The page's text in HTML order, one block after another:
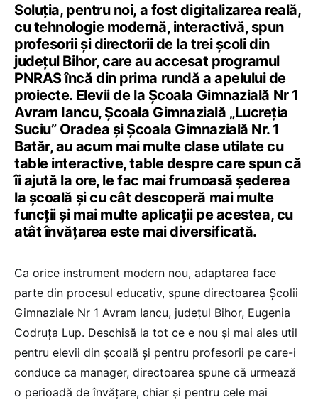
Soluția, pentru noi, a fost digitalizarea reală,
cu tehnologie modernă, interactivă, spun
profesorii și directorii de la trei școli din
județul Bihor, care au accesat programul
PNRAS încă din prima rundă a apelului de
proiecte. Elevii de la Școala Gimnazială Nr 1
Avram Iancu, Școala Gimnazială „Lucreția
Suciu” Oradea și Școala Gimnazială Nr. 1
Batăr, au acum mai multe clase utilate cu
table interactive, table despre care spun că
îi ajută la ore, le fac mai frumoasă șederea
la școală și cu cât descoperă mai multe
funcții și mai multe aplicații pe acestea, cu
atât învățarea este mai diversificată.
Ca orice instrument modern nou, adaptarea face
parte din procesul educativ, spune directoarea Școlii
Gimnaziale Nr 1 Avram Iancu, județul Bihor, Eugenia
Codruța Lup. Deschisă la tot ce e nou și mai ales util
pentru elevii din școală și pentru profesorii pe care-i
conduce ca manager, directoarea spune că urmează
o perioadă de învățare, chiar și pentru cele mai